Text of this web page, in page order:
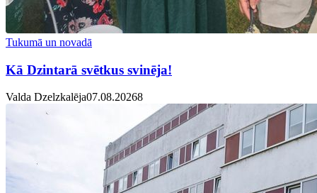
Tukumā un novadā
Kā Dzintarā svētkus svinēja!
Valda Dzelzkalēja07.08.20268